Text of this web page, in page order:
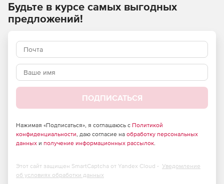
Пользователь может отслеживать, чтобы файлы
cookie, заголовки и директивы кеша передавались
между клиентом и сервером.
Непревзойденный имитатор запросов и ответов
ответы из любого приложения. Это несложный
способ изменить запрос и ответы для тестирования
любого приложения без изменения кода.
Использование Fiddler Everywhere для регистрации
практически из любого приложения,
поддерживающего прокси.
Будьте в курсе самых выгодных
предложений!
ПОДПИСАТЬСЯ
Нажимая «Подписаться», я соглашаюсь с Политикой
конфиденциальности, даю согласие на обработку персональных
данных и получение информационных рассылок.
Этот сайт защищен SmartCaptcha от Yandex Cloud - Уведомление
об условиях обработки данных